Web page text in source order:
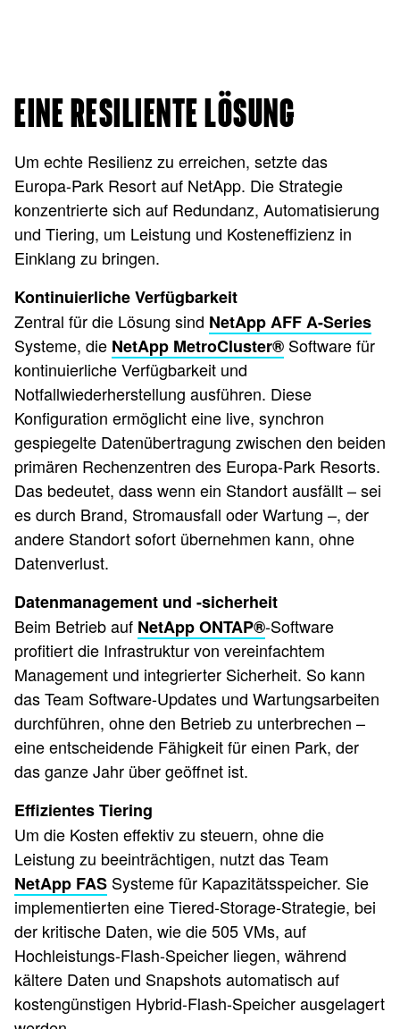
EINE RESILIENTE LÖSUNG
Um echte Resilienz zu erreichen, setzte das
Europa-Park Resort auf NetApp. Die Strategie
konzentrierte sich auf Redundanz, Automatisierung
und Tiering, um Leistung und Kosteneffizienz in
Einklang zu bringen.
Kontinuierliche Verfügbarkeit
Zentral für die Lösung sind NetApp AFF A-Series
Systeme, die NetApp MetroCluster® Software für
kontinuierliche Verfügbarkeit und
Notfallwiederherstellung ausführen. Diese
Konfiguration ermöglicht eine live, synchron
gespiegelte Datenübertragung zwischen den beiden
primären Rechenzentren des Europa-Park Resorts.
Das bedeutet, dass wenn ein Standort ausfällt – sei
es durch Brand, Stromausfall oder Wartung –, der
andere Standort sofort übernehmen kann, ohne
Datenverlust.
Datenmanagement und -sicherheit
Beim Betrieb auf NetApp ONTAP®-Software
profitiert die Infrastruktur von vereinfachtem
Management und integrierter Sicherheit. So kann
das Team Software-Updates und Wartungsarbeiten
durchführen, ohne den Betrieb zu unterbrechen –
eine entscheidende Fähigkeit für einen Park, der
das ganze Jahr über geöffnet ist.
Effizientes Tiering
Um die Kosten effektiv zu steuern, ohne die
Leistung zu beeinträchtigen, nutzt das Team
NetApp FAS Systeme für Kapazitätsspeicher. Sie
implementierten eine Tiered-Storage-Strategie, bei
der kritische Daten, wie die 505 VMs, auf
Hochleistungs-Flash-Speicher liegen, während
kältere Daten und Snapshots automatisch auf
kostengünstigen Hybrid-Flash-Speicher ausgelagert